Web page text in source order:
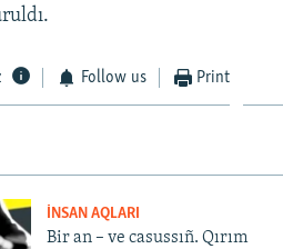
Follow us Print
İNSAN AQLARI
Bir an – ve casussıñ. Qırım